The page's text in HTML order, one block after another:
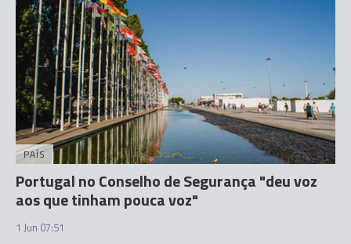
PAÍS
Portugal no Conselho de Segurança "deu voz
aos que tinham pouca voz"
1 Jun 07:51